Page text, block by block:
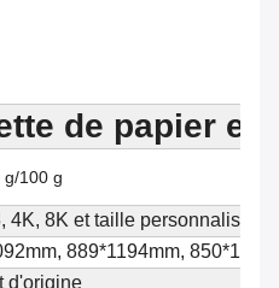
de papier en
g/100 g
4K, 8K et taille personnalisée)
889*1194mm,
d'origine